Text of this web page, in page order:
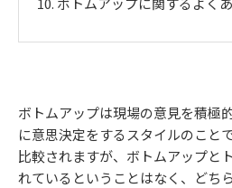
ボトムアップは現場の意見を積極
に意思決定をするスタイルのこと
比較されますが、ボトムアップと
れているということはなく、どち